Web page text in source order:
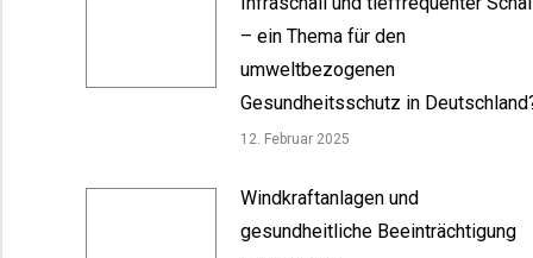
– ein Thema für den
umweltbezogenen
Gesundheitsschutz in
12. Februar 2025
Windkraftanlagen und
gesundheitliche Beeinträchtigung